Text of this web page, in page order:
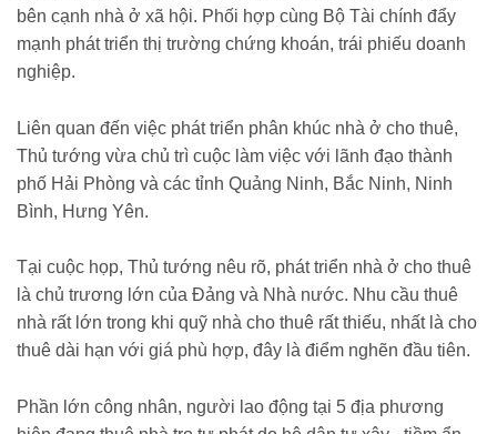
bên cạnh nhà ở xã hội. Phối hợp cùng Bộ Tài chính đẩy
mạnh phát triển thị trường chứng khoán, trái phiếu doanh
nghiệp.
Liên quan đến việc phát triển phân khúc nhà ở cho thuê,
Thủ tướng vừa chủ trì cuộc làm việc với lãnh đạo thành
phố Hải Phòng và các tỉnh Quảng Ninh, Bắc Ninh, Ninh
Bình, Hưng Yên.
Tại cuộc họp, Thủ tướng nêu rõ, phát triển nhà ở cho thuê
là chủ trương lớn của Đảng và Nhà nước. Nhu cầu thuê
nhà rất lớn trong khi quỹ nhà cho thuê rất thiếu, nhất là cho
thuê dài hạn với giá phù hợp, đây là điểm nghẽn đầu tiên.
Phần lớn công nhân, người lao động tại 5 địa phương